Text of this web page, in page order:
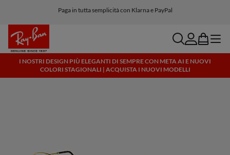
Paga in tutta semplicità con Klarna e PayPal
searchaccount
bag menu
I NOSTRI DESIGN PIÙ ELEGANTI DI SEMPRE CON META AI E NUOVI
COLORI STAGIONALI | ACQUISTA I NUOVI MODELLI